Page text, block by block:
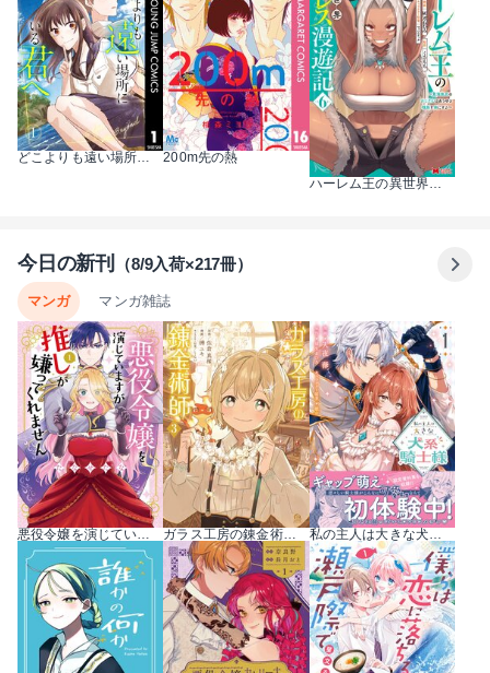
どこよりも遠い場所にいる君へ 200m先の熱
ハーレム王の異世界プレス漫遊記 ～最強無双のおじさんはあらゆる種族を嫁にする～（コミック）
今日の新刊 （8/9入荷×217冊）
マンガ マンガ雑誌
悪役令嬢を演じていますが推しが嫌ってくれません【単行本版】 1巻 ガラス工房の錬金術師 3巻 私の主人は大きな犬系騎士様（コミック） 1巻